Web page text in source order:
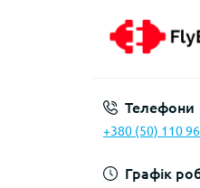
Телефони
+380 (50) 110
Графік